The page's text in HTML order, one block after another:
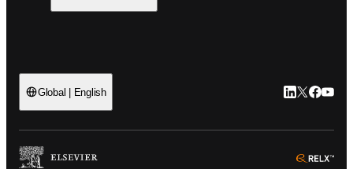
Global | English LinkedIn
Twitter